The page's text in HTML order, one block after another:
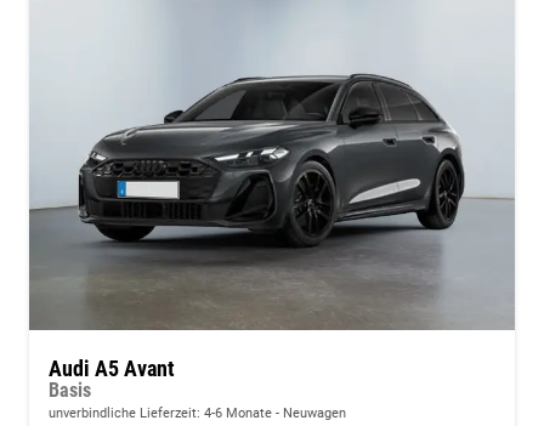
Audi A5 Avant
Basis
unverbindliche Lieferzeit: 4-6 Monate Neuwagen